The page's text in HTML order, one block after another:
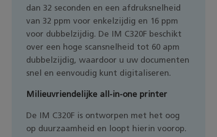
dan 32 seconden en een afdruksnelheid
van 32 ppm voor enkelzijdig en 16 ppm
voor dubbelzijdig. De IM C320F beschikt
over een hoge scansnelheid tot 60 apm
dubbelzijdig, waardoor u uw documenten
snel en eenvoudig kunt digitaliseren.
Milieuvriendelijke all-in-one printer
De IM C320F is ontworpen met het oog
op duurzaamheid en loopt hierin voorop.